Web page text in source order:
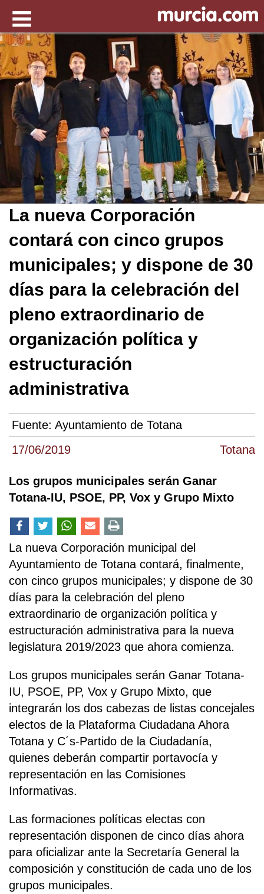
17/06/2019 Totana
La nueva Corporación
contará con cinco grupos
municipales; y dispone de 30
días para la celebración del
pleno extraordinario de
organización política y
estructuración
administrativa
Fuente: Ayuntamiento de Totana
Los grupos municipales serán Ganar
Totana-IU, PSOE, PP, Vox y Grupo Mixto
La nueva Corporación municipal del
Ayuntamiento de Totana contará, finalmente,
con cinco grupos municipales; y dispone de 30
días para la celebración del pleno
extraordinario de organización política y
estructuración administrativa para la nueva
legislatura 2019/2023 que ahora comienza.
Los grupos municipales serán Ganar Totana-
IU, PSOE, PP, Vox y Grupo Mixto, que
integrarán los dos cabezas de listas concejales
electos de la Plataforma Ciudadana Ahora
Totana y C´s-Partido de la Ciudadanía,
quienes deberán compartir portavocía y
representación en las Comisiones
Informativas.
Las formaciones políticas electas con
representación disponen de cinco días ahora
para oficializar ante la Secretaría General la
composición y constitución de cada uno de los
grupos municipales.